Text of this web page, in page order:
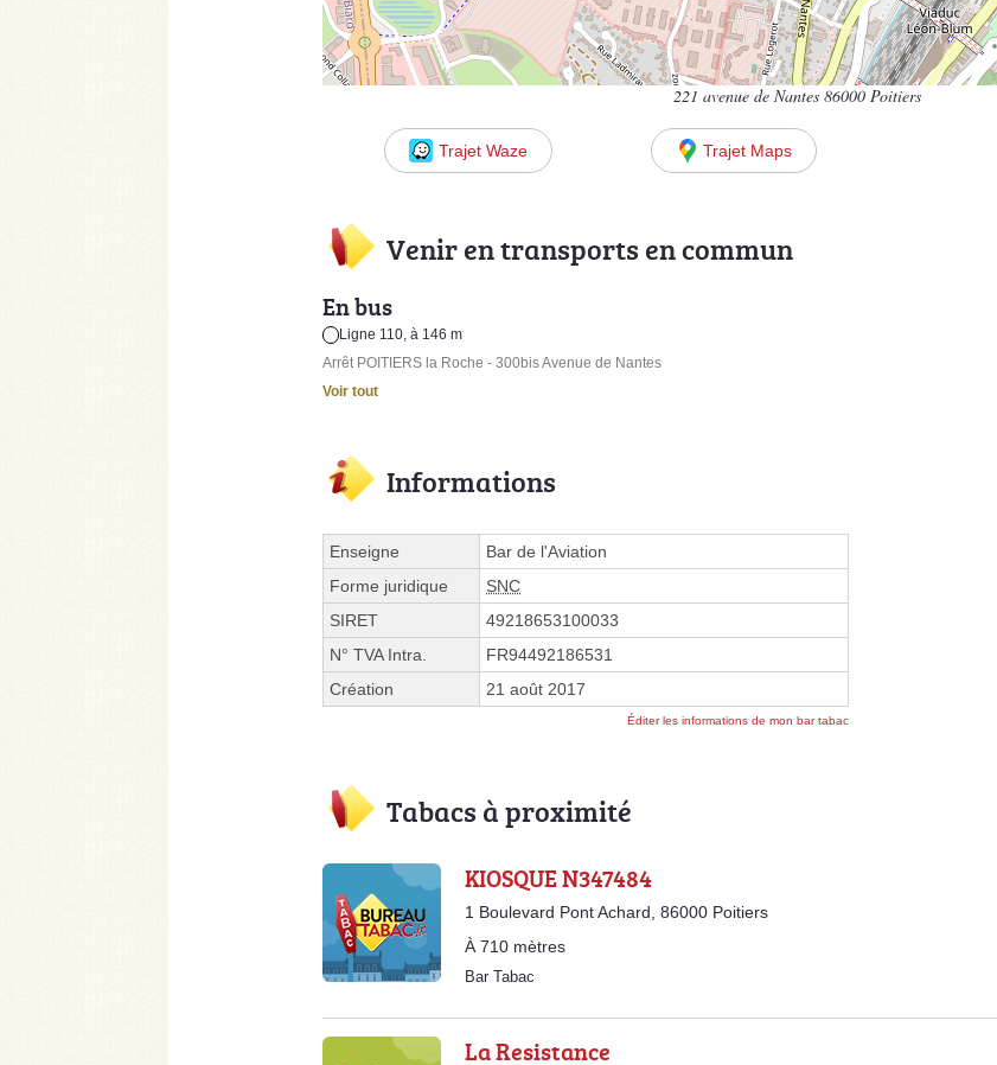
221 avenue de Nantes 86000 Poitiers
Trajet Waze Trajet Maps
Venir en transports en commun
En bus
Ligne 110, à 146 m
Arrêt POITIERS la Roche - 300bis Avenue de Nantes
Voir tout
Informations
Enseigne
Bar de l'Aviation
Forme juridique
SNC
SIRET
49218653100033
N° TVA Intra.
FR94492186531
Création
21 août 2017
Éditer les informations de mon bar tabac
Tabacs à proximité
KIOSQUE N347484
1 Boulevard Pont Achard, 86000 Poitiers
À 710 mètres
Bar Tabac
La Resistance